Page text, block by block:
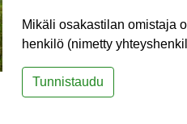
Mikäli osakastilan omistaja
henkilö (nimetty
Tunnistaudu